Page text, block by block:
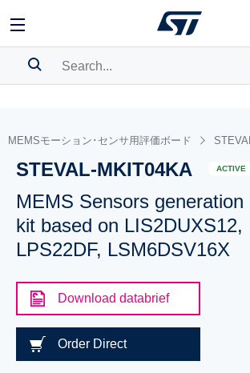
BOOKMARK
Please log in to show your saved searches.
MEMSモーション･センサ用評価ボード
STEVAL-MKIT04KA ACTIVE
MEMS Sensors generation
kit based on LIS2DUXS12,
LPS22DF, LSM6DSV16X
Download databrief
Order Direct